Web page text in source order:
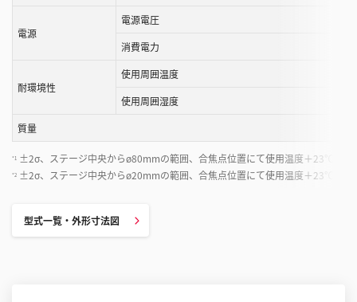
電源
電源電圧
消費電力
耐環境性
使用周囲温度
使用周囲湿度
質量
*1 ±2σ、ステージ中央からø80mmの範囲、合焦点位置にて使用温度＋
*2 ±2σ、ステージ中央からø20mmの範囲、合焦点位置にて使用温度＋
型式一覧・外形寸法図